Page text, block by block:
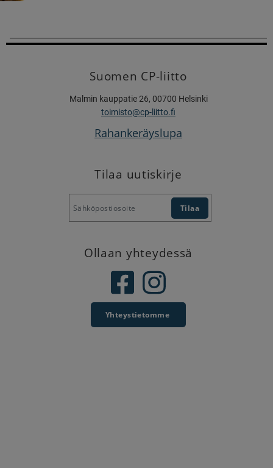
Suomen CP-liitto
Malmin kauppatie 26, 00700 Helsinki
toimisto@cp-liitto.fi
Rahankeräyslupa
Tilaa uutiskirje
Ollaan yhteydessä
Yhteystietomme